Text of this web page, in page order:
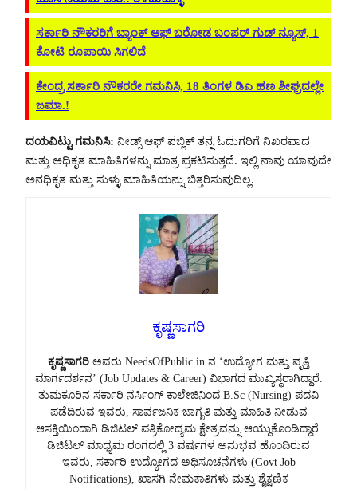
ಸರ್ಕಾರಿ ನೌಕರರಿಗೆ ಬ್ಯಾಂಕ್ ಆಫ್ ಬರೋಡ ಬಂಪರ್ ಗುಡ್ ನ್ಯೂಸ್, 1
ಕೋಟಿ ರೂಪಾಯಿ ಸಿಗಲಿದೆ
ಕೇಂದ್ರ ಸರ್ಕಾರಿ ನೌಕರರೇ ಗಮನಿಸಿ, 18 ತಿಂಗಳ ಡಿಎ ಹಣ ಶೀಘ್ರದಲ್ಲೇ
ಜಮಾ.!
ದಯವಿಟ್ಟು ಗಮನಿಸಿ: ನೀಡ್ಸ್ ಆಫ್ ಪಬ್ಲಿಕ್ ತನ್ನ ಓದುಗರಿಗೆ ನಿಖರವಾದ
ಮತ್ತು ಅಧಿಕೃತ ಮಾಹಿತಿಗಳನ್ನು ಮಾತ್ರ ಪ್ರಕಟಿಸುತ್ತದೆ. ಇಲ್ಲಿ ನಾವು ಯಾವುದೇ
ಅನಧಿಕೃತ ಮತ್ತು ಸುಳ್ಳು ಮಾಹಿತಿಯನ್ನು ಬಿತ್ತರಿಸುವುದಿಲ್ಲ.
ಕೃಷ್ಣಸಾಗರಿ
ಕೃಷ್ಣಸಾಗರಿ ಅವರು NeedsOfPublic.in ನ ‘ಉದ್ಯೋಗ ಮತ್ತು ವೃತ್ತಿ
ಮಾರ್ಗದರ್ಶನ’ (Job Updates & Career) ವಿಭಾಗದ ಮುಖ್ಯಸ್ಥರಾಗಿದ್ದಾರೆ.
ತುಮಕೂರಿನ ಸರ್ಕಾರಿ ನರ್ಸಿಂಗ್ ಕಾಲೇಜಿನಿಂದ B.Sc (Nursing) ಪದವಿ
ಪಡೆದಿರುವ ಇವರು, ಸಾರ್ವಜನಿಕ ಜಾಗೃತಿ ಮತ್ತು ಮಾಹಿತಿ ನೀಡುವ
ಆಸಕ್ತಿಯಿಂದಾಗಿ ಡಿಜಿಟಲ್ ಪತ್ರಿಕೋದ್ಯಮ ಕ್ಷೇತ್ರವನ್ನು ಆಯ್ದುಕೊಂಡಿದ್ದಾರೆ.
ಡಿಜಿಟಲ್ ಮಾಧ್ಯಮ ರಂಗದಲ್ಲಿ 3 ವರ್ಷಗಳ ಅನುಭವ ಹೊಂದಿರುವ
ಇವರು, ಸರ್ಕಾರಿ ಉದ್ಯೋಗದ ಅಧಿಸೂಚನೆಗಳು (Govt Job
Notifications), ಖಾಸಗಿ ನೇಮಕಾತಿಗಳು ಮತ್ತು ಶೈಕ್ಷಣಿಕ